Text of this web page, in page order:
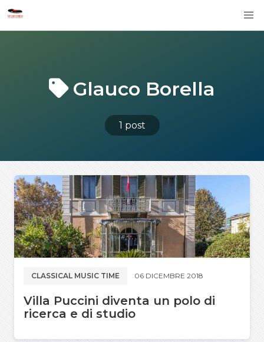
Glauco Borella
1 post
CLASSICAL MUSIC TIME 06 DICEMBRE 2018
Villa Puccini diventa un polo di
ricerca e di studio